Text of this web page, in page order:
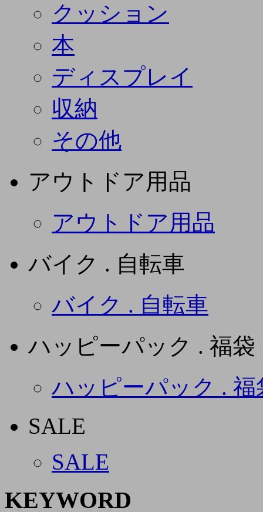
クッション
本
ディスプレイ
収納
その他
アウトドア用品
アウトドア用品
バイク . 自転車
バイク . 自転車
ハッピーパック . 福袋
ハッピーパック . 福
SALE
SALE
KEYWORD